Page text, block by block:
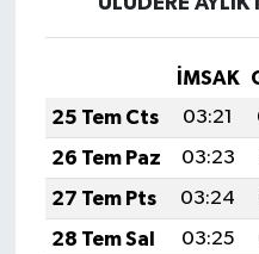
İMSAK
25 Tem Cts
03:21
26 Tem Paz
03:23
27 Tem Pts
03:24
28 Tem Sal
03:25